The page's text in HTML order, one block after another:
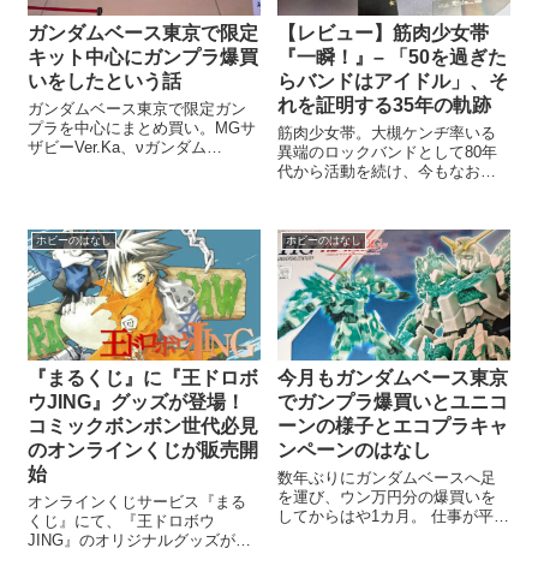
ガンダムベース東京で限定
キット中心にガンプラ爆買
いをしたという話
ガンダムベース東京で限定ガン
プラを中心にまとめ買い。MGサ
ザビーVer.Ka、νガンダム
【レビュー】筋肉少女帯
『一瞬！』– 「50を過ぎた
らバンドはアイドル」、そ
れを証明する35年の軌跡
筋肉少女帯。大槻ケンヂ率いる
異端のロックバンドとして80年
代から活動を続け、今もなお現
ビュー35周年を記念して発表し
たベストアルバム『一瞬！』。
タイトルの通り、過ぎ去る時間
の中で放...
ホビーのはなし
『まるくじ』に『王ドロボ
ウJING』グッズが登場！
コミックボンボン世代必見
のオンラインくじが販売開
始
オンラインくじサービス『まる
くじ』にて、『王ドロボウ
JING』のオリジナルグッズが当
ホビーのはなし
今月もガンダムベース東京
でガンプラ爆買いとユニコ
ーンの様子とエコプラキャ
ンペーンのはなし
数年ぶりにガンダムベースへ足
を運び、ウン万円分の爆買いを
してからはや1カ月。 仕事が平日